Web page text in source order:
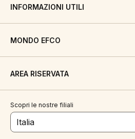
INFORMAZIONI UTILI
MONDO EFCO
AREA RISERVATA
Scopri le nostre filiali
Italia